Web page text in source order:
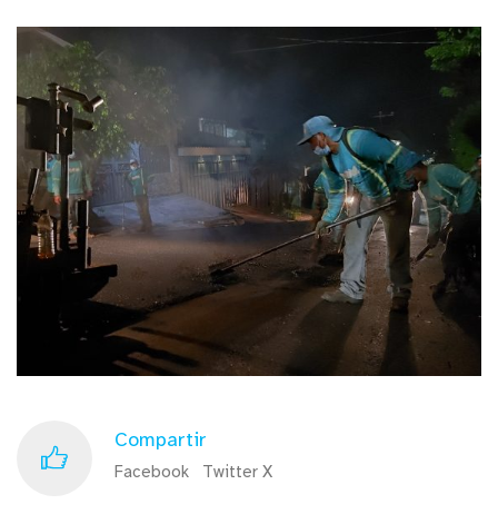
Compartir
Facebook Twitter X